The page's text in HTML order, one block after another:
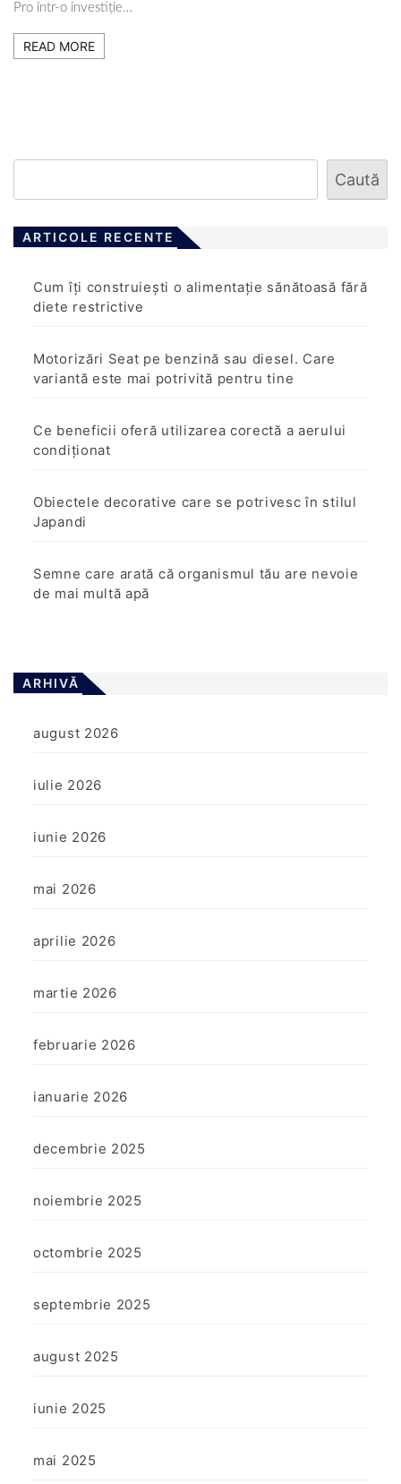
Pro într-o investiție…
READ MORE
Caută
ARTICOLE RECENTE
Cum îți construiești o alimentație sănătoasă fără
diete restrictive
Motorizări Seat pe benzină sau diesel. Care
variantă este mai potrivită pentru tine
Ce beneficii oferă utilizarea corectă a aerului
condiționat
Obiectele decorative care se potrivesc în stilul
Japandi
Semne care arată că organismul tău are nevoie
de mai multă apă
ARHIVĂ
august 2026
iulie 2026
iunie 2026
mai 2026
aprilie 2026
martie 2026
februarie 2026
ianuarie 2026
decembrie 2025
noiembrie 2025
octombrie 2025
septembrie 2025
august 2025
iunie 2025
mai 2025